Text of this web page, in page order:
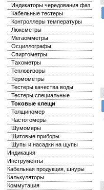
Индикаторы чередования фаз
Кабельные тестеры
Контроллеры температуры
Люксметры
Мегаомметры
Осциллографы
Спиртометры
Тахометры
Тепловизоры
Термометры
Тестеры качества воды
Тестеры специальные
Токовые клещи
Толщиномер
Частотомеры
Шумомеры
Щитовые приборы
Щупы и насадки на щупы
Индикация
Инструменты
Кабельная продукция, шнуры
Калькуляторы
Коммутация